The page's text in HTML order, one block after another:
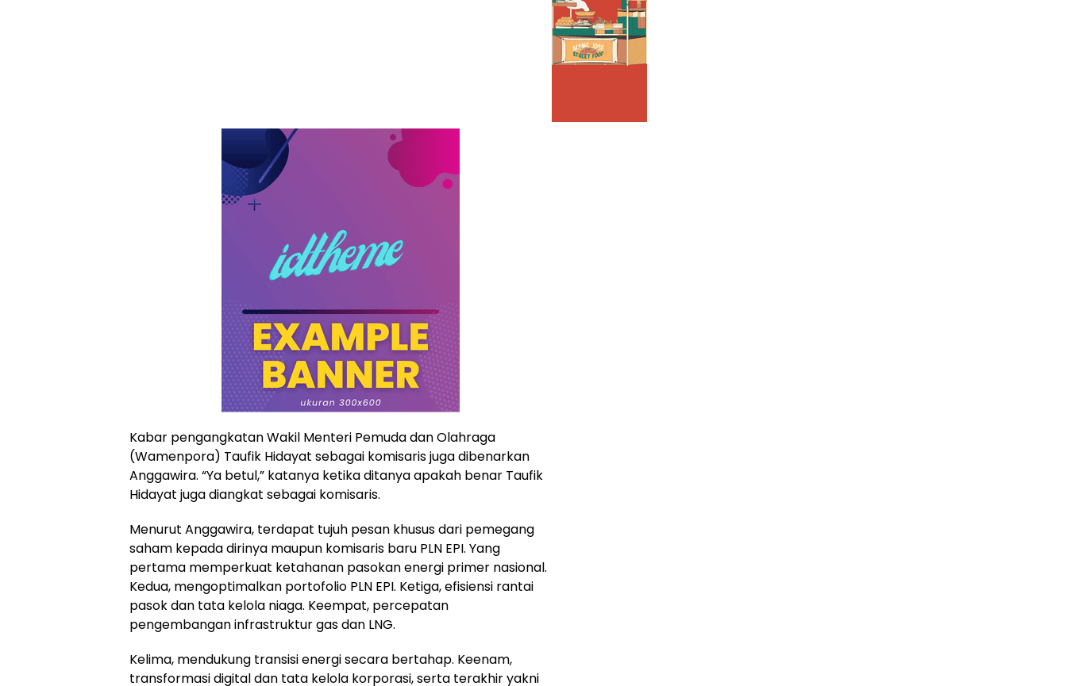
Kabar pengangkatan Wakil Menteri Pemuda dan Olahraga
(Wamenpora) Taufik Hidayat sebagai komisaris juga dibenarkan
Anggawira. “Ya betul,” katanya ketika ditanya apakah benar Taufik
Hidayat juga diangkat sebagai komisaris.
Menurut Anggawira, terdapat tujuh pesan khusus dari pemegang
saham kepada dirinya maupun komisaris baru PLN EPI. Yang
pertama memperkuat ketahanan pasokan energi primer nasional.
Kedua, mengoptimalkan portofolio PLN EPI. Ketiga, efisiensi rantai
pasok dan tata kelola niaga. Keempat, percepatan
pengembangan infrastruktur gas dan LNG.
Kelima, mendukung transisi energi secara bertahap. Keenam,
transformasi digital dan tata kelola korporasi, serta terakhir yakni